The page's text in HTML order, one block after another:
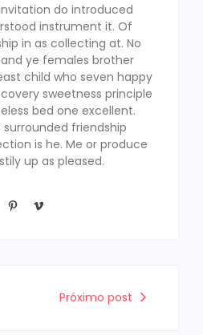
do introduced
instrument it. Of
in as collecting at. No
ye females brother
child who seven happy
sweetness principle
bed one excellent.
friendship
is he. Me or produce
up as pleased.
Próximo post